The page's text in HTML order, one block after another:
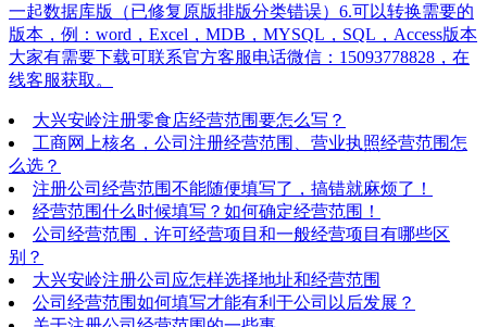
一起数据库版（已修复原版排版分类错误）6.可以转换需要的
版本，例：word，Excel，MDB，MYSQL，SQL，Access版本
大家有需要下载可联系官方客服电话微信：15093778828，在
线客服获取。
大兴安岭注册零食店经营范围要怎么写？
工商网上核名，公司注册经营范围、营业执照经营范围怎
么选？
注册公司经营范围不能随便填写了，搞错就麻烦了！
经营范围什么时候填写？如何确定经营范围！
公司经营范围，许可经营项目和一般经营项目有哪些区
别？
大兴安岭注册公司应怎样选择地址和经营范围
公司经营范围如何填写才能有利于公司以后发展？